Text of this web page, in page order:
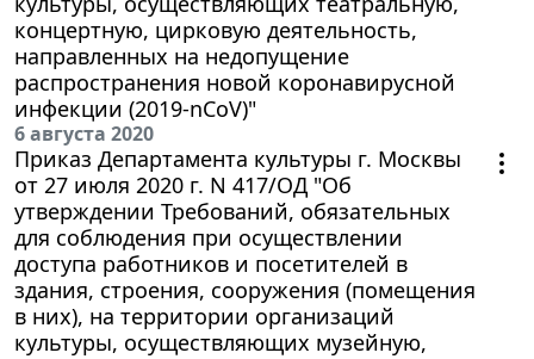
концертную, цирковую деятельность,
направленных на недопущение
распространения новой коронавирусной
инфекции (2019-nCoV)"
6 августа 2020
Приказ Департамента культуры г. Москвы
от 27 июля 2020 г. N 417/ОД "Об
утверждении Требований, обязательных
для соблюдения при осуществлении
доступа работников и посетителей в
здания, строения, сооружения (помещения
в них), на территории организаций
культуры, осуществляющих музейную,